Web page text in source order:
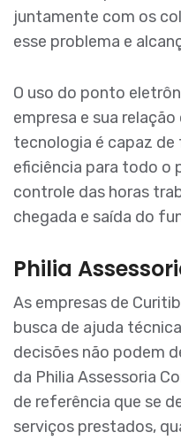
juntamente com os
esse problema e
O uso do ponto
empresa e sua
tecnologia é capaz
eficiência para todo o
controle das horas
chegada e saída do
Philia
As empresas de
busca de ajuda
decisões não podem
da Philia Assessoria
de referência que se
serviços prestados,